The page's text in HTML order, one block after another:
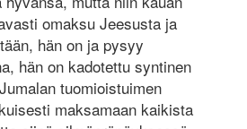
omaksu Jeesusta ja
hän on ja pysyy
hän on kadotettu syntinen
tuomioistuimen
maksamaan kaikista